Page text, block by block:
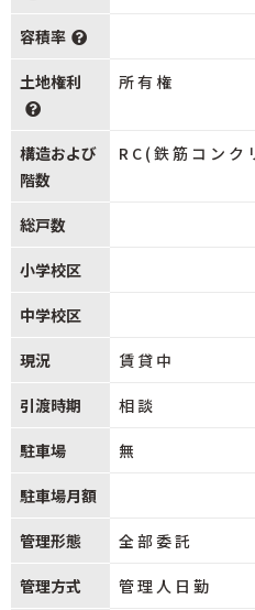
容積率
土地権利 所有権
構造および
階数
RC(鉄筋コンク
総戸数
小学校区
中学校区
現況 賃貸中
引渡時期 相談
駐車場 無
駐車場月額
管理形態 全部委託
管理方式 管理人日勤